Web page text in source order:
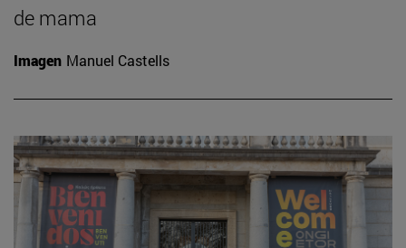
de mama
Imagen Manuel Castells